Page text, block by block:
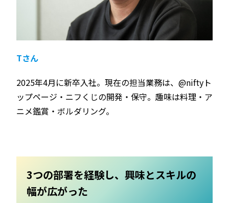
Tさん
2025年4⽉に新卒入社。現在の担当業務は、@niftyト
ップページ・ニフくじの開発・保守。趣味は料理・ア
ニメ鑑賞・ボルダリング。
3つの部署を経験し、興味とスキルの
幅が広がった